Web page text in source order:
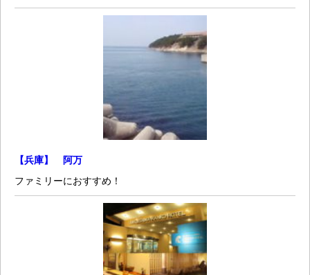
【兵庫】 阿万
ファミリーにおすすめ！